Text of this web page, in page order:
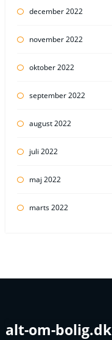
december 2022
november 2022
oktober 2022
september 2022
august 2022
juli 2022
maj 2022
marts 2022
alt-om-bolig.dk